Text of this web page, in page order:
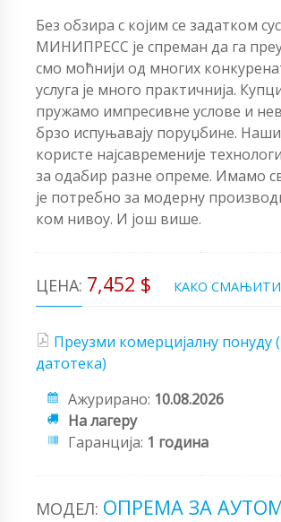
Без обзира с којим се задатком
МИНИПРЕСС је спреман да га
смо моћнији од многих
услуга је много практичнија.
пружамо импресивне услове и
брзо испуњавају поруџбине.
користе најсавременије
за одабир разне опреме. Имамо
је потребно за модерну
ком нивоу. И још више.
ЦЕНА: 7,452 $ КАКО СМАЊИТИ
Преузми комерцијалну
датотека)
Ажурирано: 10.08.2026
На лагеру
Гаранција: 1 година
МОДЕЛ: ОПРЕМА ЗА